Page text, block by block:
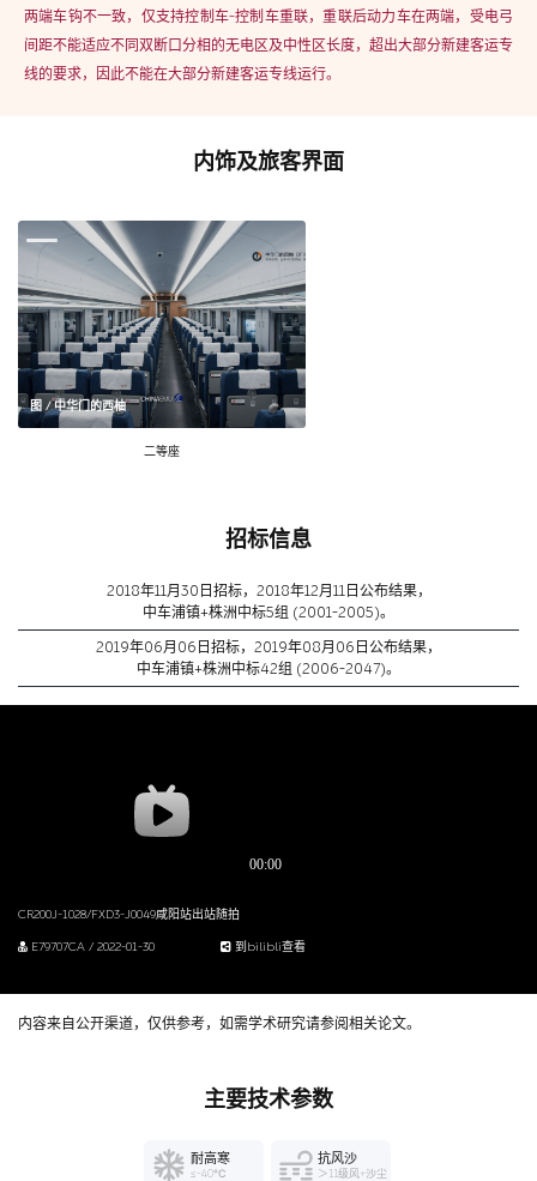
两端车钩不一致，仅支持控制车-控制车重联，重联后动力车在两端，受电弓
间距不能适应不同双断口分相的无电区及中性区长度，超出大部分新建客运专
线的要求，因此不能在大部分新建客运专线运行。
内饰及旅客界面
图 / 中华门的西柚
二等座
招标信息
2018年11月30日招标，2018年12月11日公布结果，
中车浦镇+株洲中标5组 (2001-2005)。
2019年06月06日招标，2019年08月06日公布结果，
中车浦镇+株洲中标42组 (2006-2047)。
CR200J-1028/FXD3-J0049咸阳站出站随拍
到bilibli查看
E79707CA / 2022-01-30
内容来自公开渠道，仅供参考，如需学术研究请参阅相关论文。
主要技术参数
耐高寒
≤-40℃
抗风沙
＞11级风+沙尘